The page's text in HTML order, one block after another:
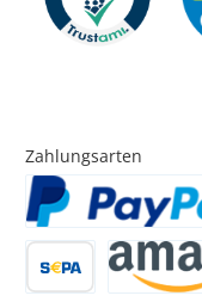
Zahlungsarten